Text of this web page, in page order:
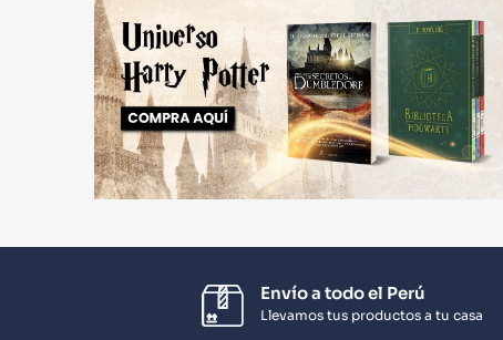
Envío a todo el Perú
Llevamos tus productos a tu casa